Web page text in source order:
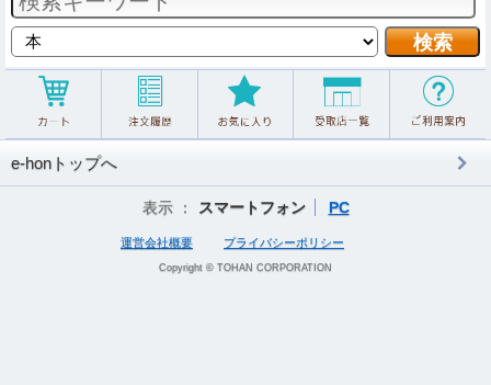
e-honトップへ
表示 ： スマートフォン PC
運営会社概要 プライバシーポリシー
Copyright © TOHAN CORPORATION